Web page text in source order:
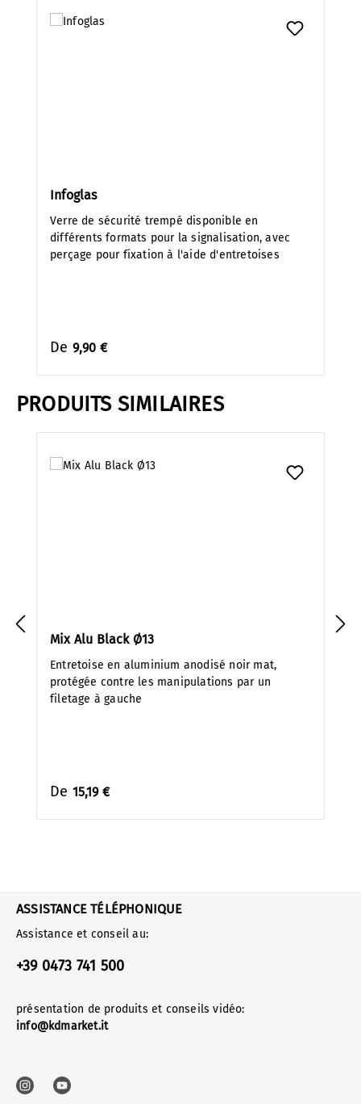
Infoglas
Verre de sécurité trempé disponible en
différents formats pour la signalisation, avec
perçage pour fixation à l'aide d'entretoises
De 9,90 €
PRODUITS SIMILAIRES
Mix Alu Black Ø13
Entretoise en aluminium anodisé noir mat,
protégée contre les manipulations par un
filetage à gauche
De 15,19 €
ASSISTANCE TÉLÉPHONIQUE
Assistance et conseil au:
+39 0473 741 500
présentation de produits et conseils vidéo:
info@kdmarket.it